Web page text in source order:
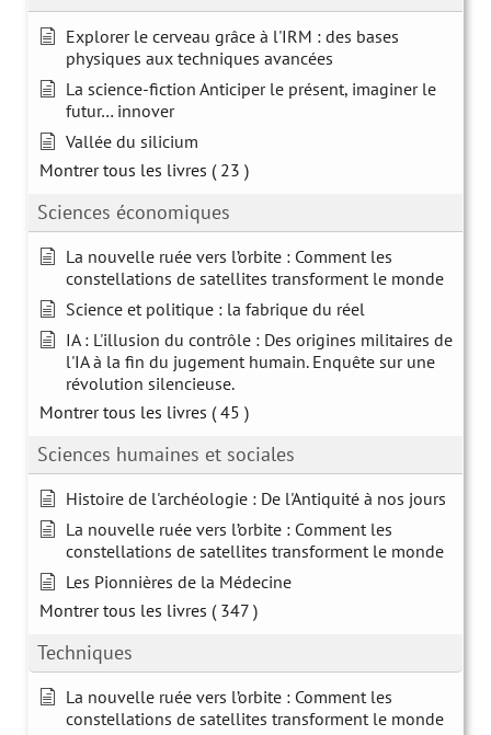
Explorer le cerveau grâce à l'IRM : des bases
physiques aux techniques avancées
La science-fiction Anticiper le présent, imaginer le
futur… innover
Vallée du silicium
Montrer tous les livres ( 23 )
Sciences économiques
La nouvelle ruée vers l’orbite : Comment les
constellations de satellites transforment le monde
Science et politique : la fabrique du réel
IA : L'illusion du contrôle : Des origines militaires de
l'IA à la fin du jugement humain. Enquête sur une
révolution silencieuse.
Montrer tous les livres ( 45 )
Sciences humaines et sociales
Histoire de l'archéologie : De l'Antiquité à nos jours
La nouvelle ruée vers l’orbite : Comment les
constellations de satellites transforment le monde
Les Pionnières de la Médecine
Montrer tous les livres ( 347 )
Techniques
La nouvelle ruée vers l’orbite : Comment les
constellations de satellites transforment le monde